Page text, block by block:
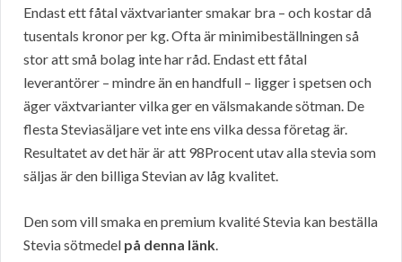
Endast ett fåtal växtvarianter smakar bra – och kostar då
tusentals kronor per kg. Ofta är minimibeställningen så
stor att små bolag inte har råd. Endast ett fåtal
leverantörer – mindre än en handfull – ligger i spetsen och
äger växtvarianter vilka ger en välsmakande sötman. De
flesta Steviasäljare vet inte ens vilka dessa företag är.
Resultatet av det här är att 98Procent utav alla stevia som
säljas är den billiga Stevian av låg kvalitet.
Den som vill smaka en premium kvalité Stevia kan beställa
Stevia sötmedel på denna länk.